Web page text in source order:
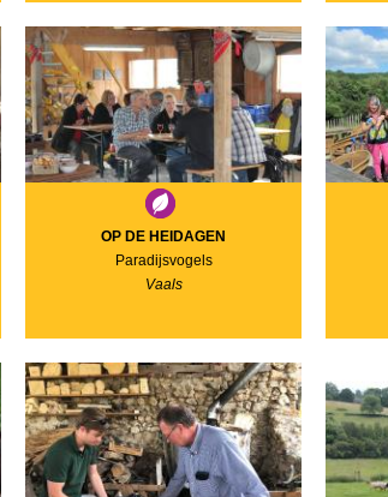
OP DE HEIDAGEN
Paradijsvogels
Vaals